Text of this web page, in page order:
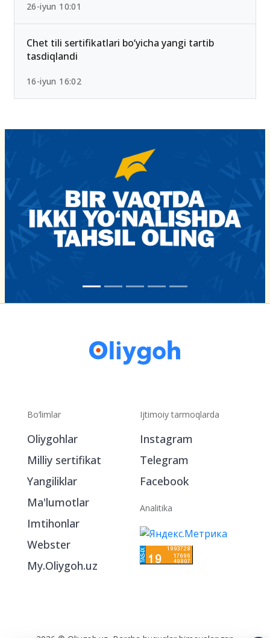
26-iyun 10:01
Chet tili sertifikatlari bo‘yicha yangi tartib
tasdiqlandi
16-iyun 16:02
Bo‘limlar
Oliygohlar
Milliy sertifikat
Yangiliklar
Ma'lumotlar
Imtihonlar
Webster
My.Oliygoh.uz
Ijtimoiy tarmoqlarda
Instagram
Telegram
Facebook
Analitika